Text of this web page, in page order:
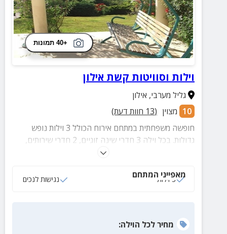
+40 תמונות
וילות וסוויטות קשת אילון
גליל מערבי, אילון
10 מצוין (
13 חוות דעת)
חופשה משפחתית במתחם אירוח הכולל 3 וילות נופש
גדולות. בכל וילה 3 חדרי שינה זוגיים, 2 חדרי שירותים,
סלון גדול ומטבח מאובזר. לכל וילה מרפסת רחבת ידיים
מאפייני המתחם
3 וילות נגישות לנכים
מחירלכל הוילה: